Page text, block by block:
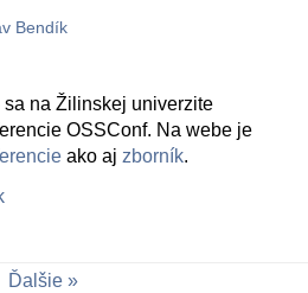
Bendík
na Žilinskej univerzite
OSSConf. Na webe je
ako aj zborník.
Ďalšie